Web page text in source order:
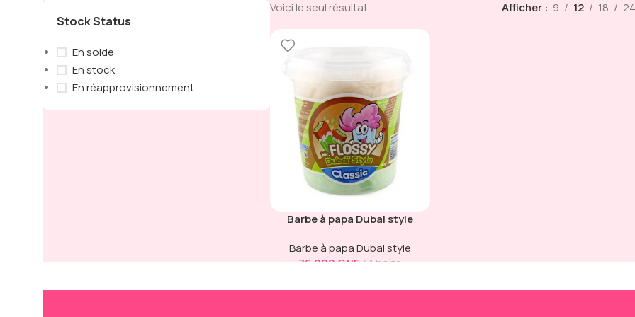
Stock Status
En solde
En stock
En réapprovisionnement
Voici le seul résultat Afficher 9 12 18
Barbe à papa Dubai style
Barbe à papa Dubai style
76 000 GNF 1 boîte